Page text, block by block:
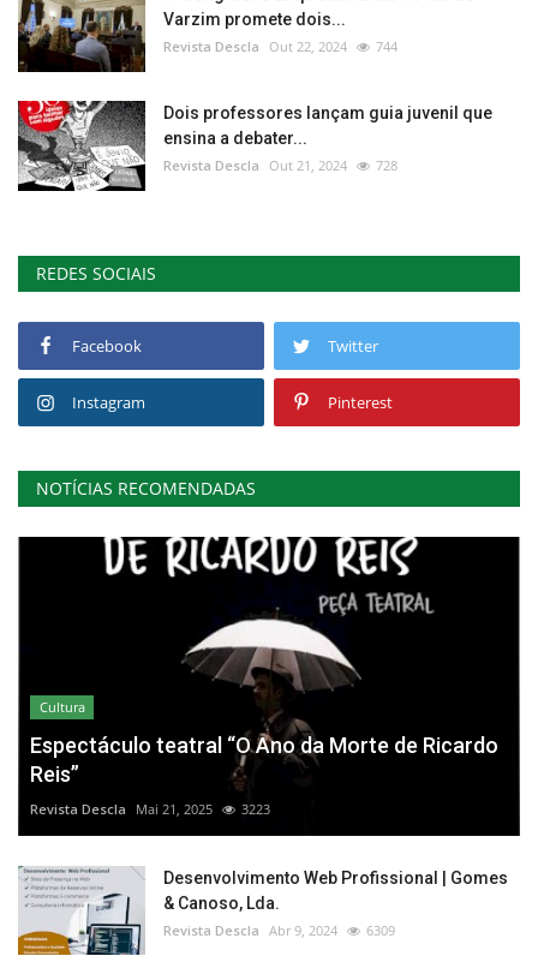
Varzim promete dois...
Revista Descla Out 22, 2024 744
Dois professores lançam guia juvenil que
ensina a debater...
Revista Descla Out 21, 2024 728
REDES SOCIAIS
Facebook Twitter
Instagram Pinterest
NOTÍCIAS RECOMENDADAS
Cultura
Espectáculo teatral “O Ano da Morte de Ricardo
Reis”
Revista Descla Mai 21, 2025 3223
Desenvolvimento Web Profissional | Gomes
& Canoso, Lda.
Revista Descla Abr 9, 2024 6309